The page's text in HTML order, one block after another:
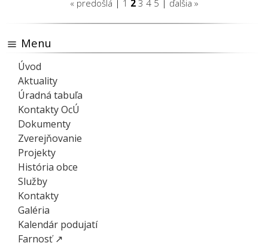
« predošlá | 1 2 3 4 5 | ďalšia »
Menu
Úvod
Aktuality
Úradná tabuľa
Kontakty OcÚ
Dokumenty
Zverejňovanie
Projekty
História obce
Služby
Kontakty
Galéria
Kalendár podujatí
Farnosť ↗